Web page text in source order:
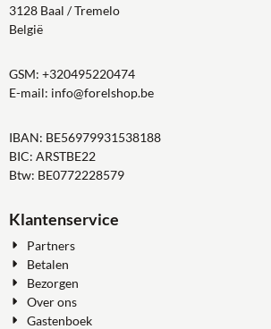
3128 Baal / Tremelo
België
GSM: +320495220474
E-mail: info@forelshop.be
IBAN: BE56979931538188
BIC: ARSTBE22
Btw: BE0772228579
Klantenservice
Partners
Betalen
Bezorgen
Over ons
Gastenboek